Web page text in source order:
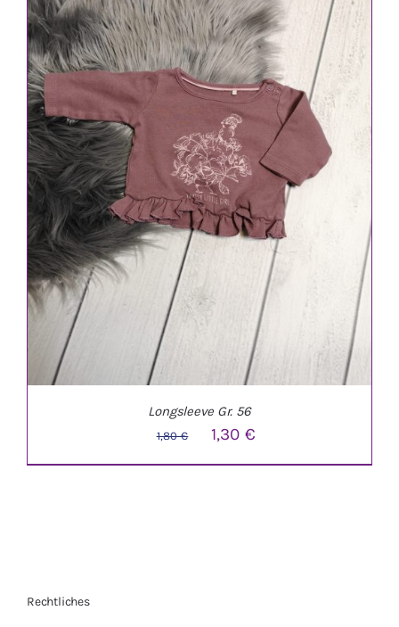
IN DEN WARENKORB / DETAILS
Longsleeve Gr. 56
1,80€
Ursprünglicher
Preis
1,30€
Preis
Rechtliches